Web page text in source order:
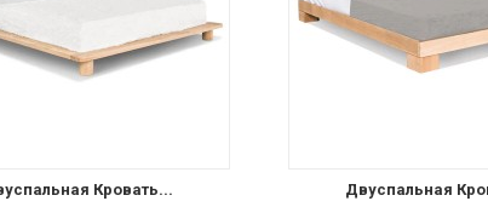
Кровать... Двуспальная